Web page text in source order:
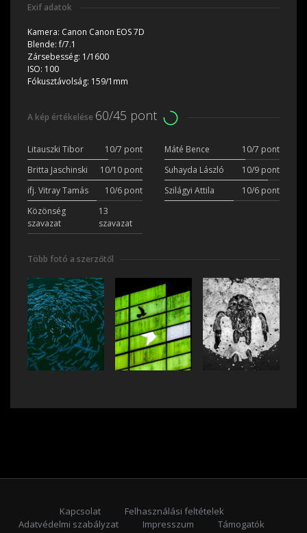
Exif adatok
Kamera: Canon Canon EOS 7D
Blende:f/7.1
Zársebesség: 1/1600
ISO: 100
Fókusztávolság: 159/1mm
A kép értékelése 60/45 pont
Litauszki Tibor 10/7 pont Máté Bence
10/7 pont
Britta Jaschinski
10/10 pont Suhayda László
10/9 pont
ifj. Vitray Tamás
10/6 pont Szilágyi Attila
10/6 pont
Közönség
szavazat
13
szavazat
Több fotó a szerzőtől
Kapcsolat
Felhasználási feltételek
Adatvédelmi szabályzat
Impresszum Támogatók